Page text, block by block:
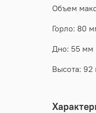
Объем
Горло: 80
Дно: 55 мм
Высота: 92